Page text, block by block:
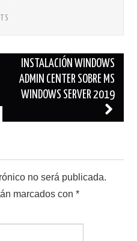
INSTALACIÓN WINDOWS
ADMIN CENTER SOBRE MS
WINDOWS SERVER 2019
no será publicada.
marcados con*